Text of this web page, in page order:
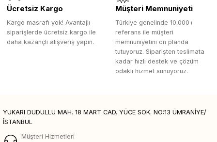
Ücretsiz Kargo
Kargo masrafı yok! Avantajlı
siparişlerde ücretsiz kargo ile
daha kazançlı alışveriş yapın.
Müşteri Memnuniyeti
Türkiye genelinde 10.000+
referans ile müşteri
memnuniyetini ön planda
tutuyoruz. Siparişten teslimata
kadar hızlı destek ve çözüm
odaklı hizmet sunuyoruz.
YUKARI DUDULLU MAH. 18 MART CAD. YÜCE SOK. NO:13 ÜMRANİYE/
İSTANBUL
Müşteri Hizmetleri